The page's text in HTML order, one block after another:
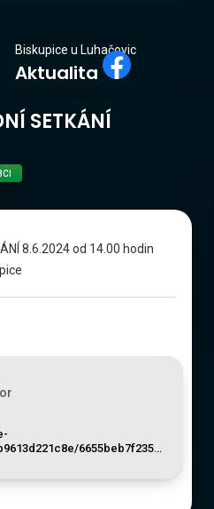
Biskupice u Luhačovic
Aktualita
SETKÁNÍ
8.6.2024 od 14.00 hodin
6655beb7f235…